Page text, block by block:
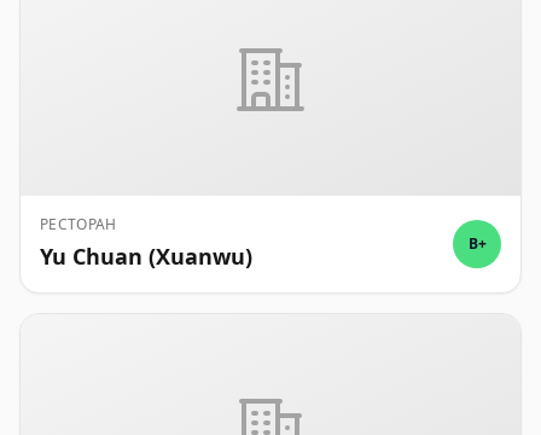
РЕСТОРАН
Yu Chuan (Xuanwu) B+